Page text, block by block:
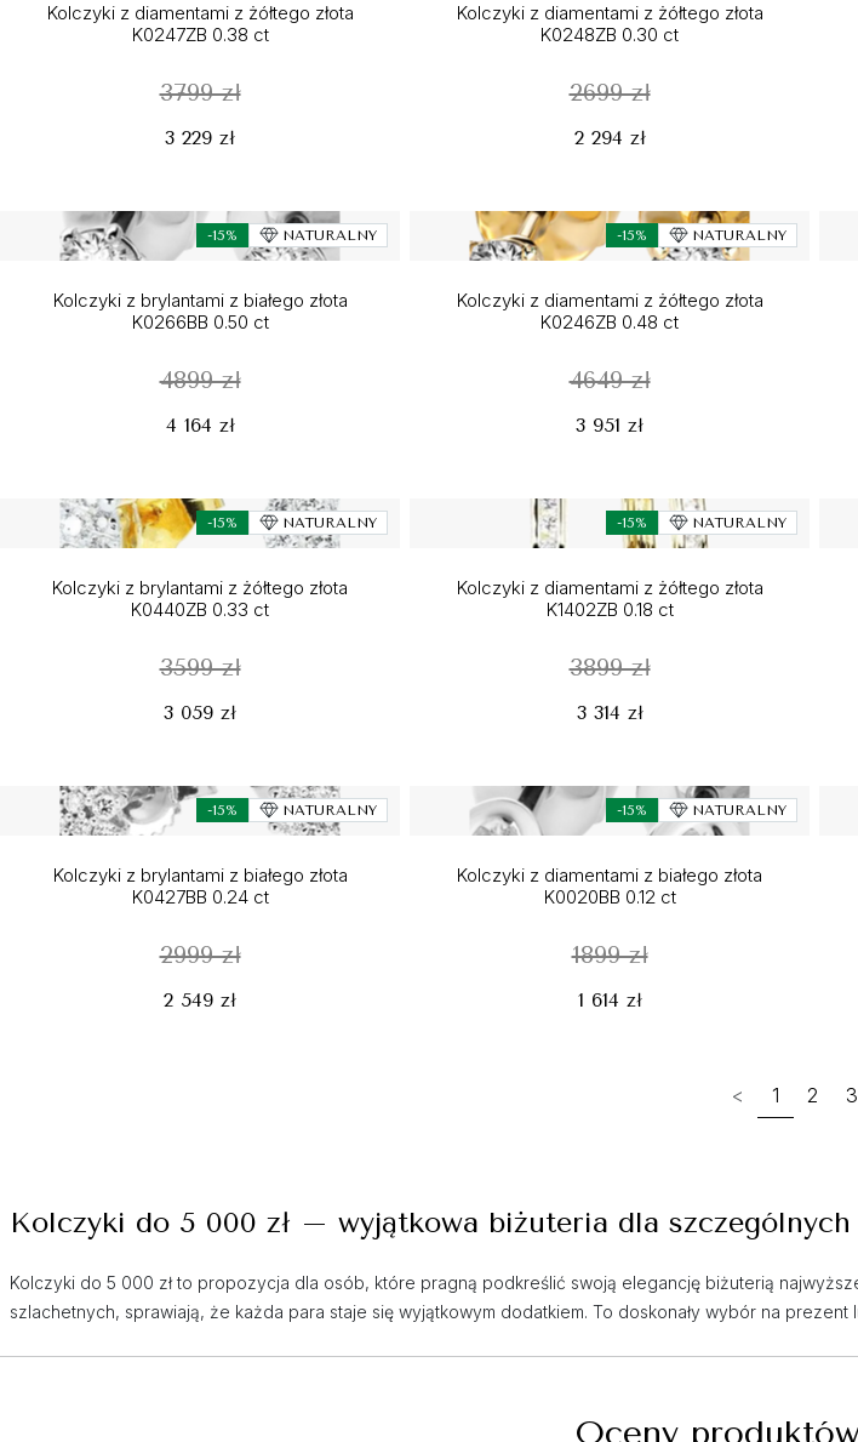
Kolczyki z diamentami z żółtego złota
K0247ZB 0.38 ct
3799 zł
3 229 zł
Kolczyki z diamentami z żółtego złota
K0248ZB 0.30 ct
2699 zł
2 294 zł
-15% NATURALNY
Kolczyki z brylantami z białego złota
K0266BB 0.50 ct
4899 zł
4 164 zł
-15% NATURALNY
Kolczyki z diamentami z żółtego złota
K0246ZB 0.48 ct
4649 zł
3 951 zł
-15% NATURALNY
Kolczyki z brylantami z żółtego złota
K0440ZB 0.33 ct
3599 zł
3 059 zł
-15% NATURALNY
Kolczyki z diamentami z żółtego złota
K1402ZB 0.18 ct
3899 zł
3 314 zł
-15% NATURALNY
Kolczyki z brylantami z białego złota
K0427BB 0.24 ct
2999 zł
2 549 zł
-15% NATURALNY
Kolczyki z diamentami z białego złota
K0020BB 0.12 ct
1899 zł
1 614 zł
< 1 2 3
Kolczyki do 5 000 zł – wyjątkowa biżuteria dla
Kolczyki do 5 000 zł to propozycja dla osób, które pragną podkreślić swoją elegancję biżuterią
szlachetnych, sprawiają, że każda para staje się wyjątkowym dodatkiem. To doskonały wybór na prezent
Oceny